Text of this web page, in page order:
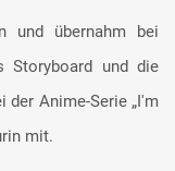
und übernahm bei
Storyboard und die
der Anime-Serie „I'm
mit.